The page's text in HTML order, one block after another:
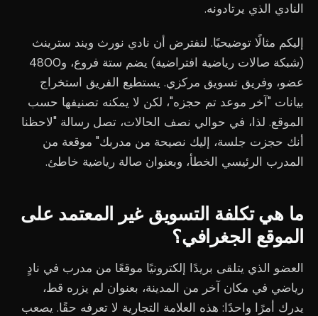
النادي الذي يرتادونه.
إليكم مثالًا توضيحيًا. لنفترض أن نادي نورث ويند سترينث
(شبكة صالات رياضية افتراضية) يضم ستة فروع، و4800
عضو، وفريق تسويق مركزي. يستطيع الفريق استخراج
بيانات "آخر موعد تم حجزه"، لكن لا يمكنه تصنيفها حسب
الموقع. لذا، في حوالي نصف الحالات، تصل رسالة "لاحظنا
أنك حجزت جلسة، إليك نصيحة من مدربك" موقعة من
المدرب الرئيسي الخطأ، وبعنوان صالة رياضية خاطئ.
ما هي تكلفة التسويق غير المعتمد على
الموقع الجغرافي؟
العضو الذي يتلقى بريدًا إلكترونيًا موقعًا من مدرب في نادٍ
رياضي في مكان آخر من المدينة، بعنوان لم يزره قط،
يدرك أمرًا واحدًا: هذه العلامة التجارية لا تعرفه حقًا. يصعب